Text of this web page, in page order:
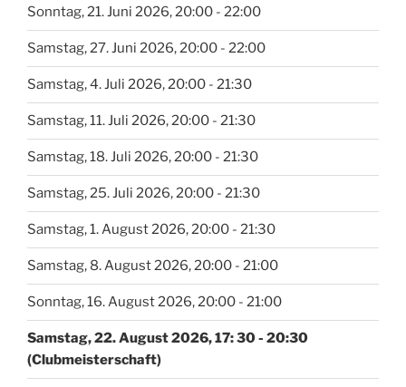
Sonntag, 21. Juni 2026, 20:00 - 22:00
Samstag, 27. Juni 2026, 20:00 - 22:00
Samstag, 4. Juli 2026, 20:00 - 21:30
Samstag, 11. Juli 2026, 20:00 - 21:30
Samstag, 18. Juli 2026, 20:00 - 21:30
Samstag, 25. Juli 2026, 20:00 - 21:30
Samstag, 1. August 2026, 20:00 - 21:30
Samstag, 8. August 2026, 20:00 - 21:00
Sonntag, 16. August 2026, 20:00 - 21:00
Samstag, 22. August 2026, 17: 30 - 20:30
(Clubmeisterschaft)